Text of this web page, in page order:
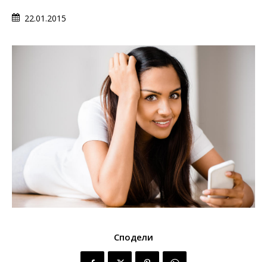
22.01.2015
Сподели